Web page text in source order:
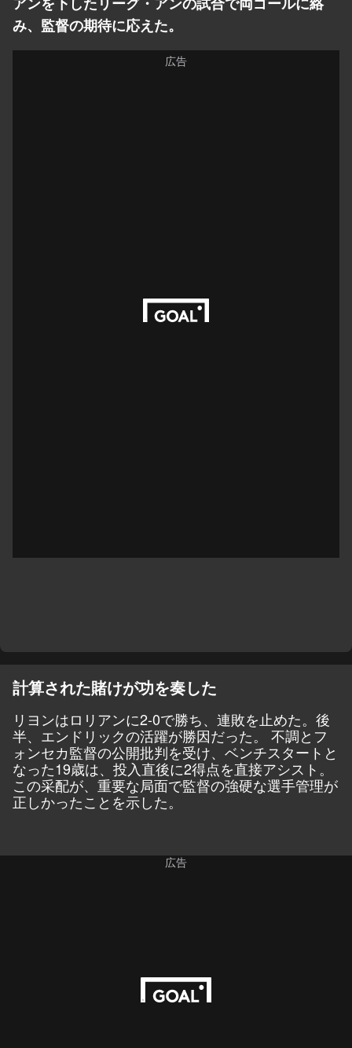
み、監督の期待に応えた。
計算された賭けが功を奏した
リヨンはロリアンに2-0で勝ち、連敗を止めた。後
半、エンドリックの活躍が勝因だった。 不調とフ
ォンセカ監督の公開批判を受け、ベンチスタートと
なった19歳は、投入直後に2得点を直接アシスト。
この采配が、重要な局面で監督の強硬な選手管理が
正しかったことを示した。
広告